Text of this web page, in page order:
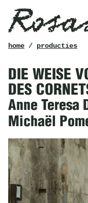
kruimelpad
home/ producties
DIE WEISE
DES
Anne Teresa
Michaël